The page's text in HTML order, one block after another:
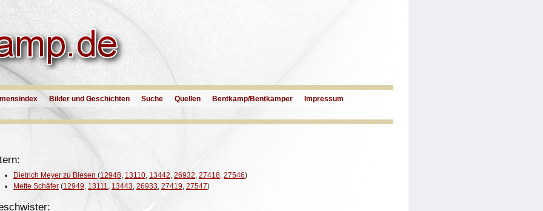
Bilder und Geschichten Suche Quellen Bentkamp/Bentkämper Impressum
Dietrich Meyer zu Biesen (12948, 13110, 13442, 26932, 27418, 27546)
Mette Schäfer (12949, 13111, 13443, 26933, 27419, 27547)